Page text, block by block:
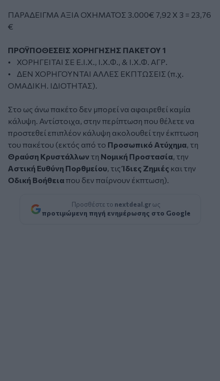
ΠΑΡΑΔΕΙΓΜΑ ΑΞΙΑ ΟΧΗΜΑΤΟΣ 3.000€ 7,92 Χ 3 = 23,76
€
ΠΡΟΫΠΟΘΕΣΕΙΣ ΧΟΡΗΓΗΣΗΣ ΠΑΚΕΤΟΥ 1
• ΧΟΡΗΓΕΙΤΑΙ ΣΕ Ε.Ι.Χ., Ι.Χ.Φ., & Ι.Χ.Φ. ΑΓΡ.
• ΔΕΝ ΧΟΡΗΓΟΥΝΤΑΙ ΑΛΛΕΣ ΕΚΠΤΩΣΕΙΣ (π.χ.
ΟΜΑΔΙΚΗ. ΙΔΙΟΤΗΤΑΣ).
Στο ως άνω πακέτο δεν μπορεί να αφαιρεθεί καμία
κάλυψη. Αντίστοιχα, στην περίπτωση που θέλετε να
προστεθεί επιπλέον κάλυψη ακολουθεί την έκπτωση
του πακέτου (εκτός από το Προσωπικό Ατύχημα, τη
Θραύση Κρυστάλλωντη Νομική Προστασία, την
Αστική Ευθύνη Πορθμείου, τιςΊδιες Ζημιές και την
Οδική Βοήθειαπου δεν παίρνουν έκπτωση).
Προσθέστε το nextdeal.gr ως
προτιμώμενη πηγή ενημέρωσης στο Google